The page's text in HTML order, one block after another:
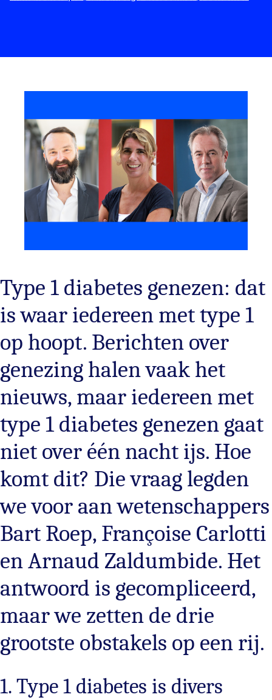
Type 1 diabetes genezen: dat
is waar iedereen met type 1
op hoopt. Berichten over
genezing halen vaak het
nieuws, maar iedereen met
type 1 diabetes genezen gaat
niet over één nacht ijs. Hoe
komt dit? Die vraag legden
we voor aan wetenschappers
Bart Roep, Françoise Carlotti
en Arnaud Zaldumbide. Het
antwoord is gecompliceerd,
maar we zetten de drie
grootste obstakels op een rij.
1. Type 1 diabetes is divers